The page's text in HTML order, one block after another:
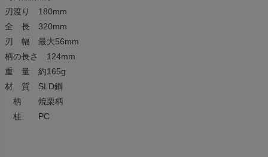
刃渡り 180mm
全 長 320mm
刃 幅 最大56mm
柄の長さ 124mm
重 量 約165g
材 質 SLD鋼
柄 焼栗柄
桂 PC